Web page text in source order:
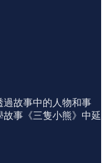
過故事中的人物和事
事《三隻小熊》中延